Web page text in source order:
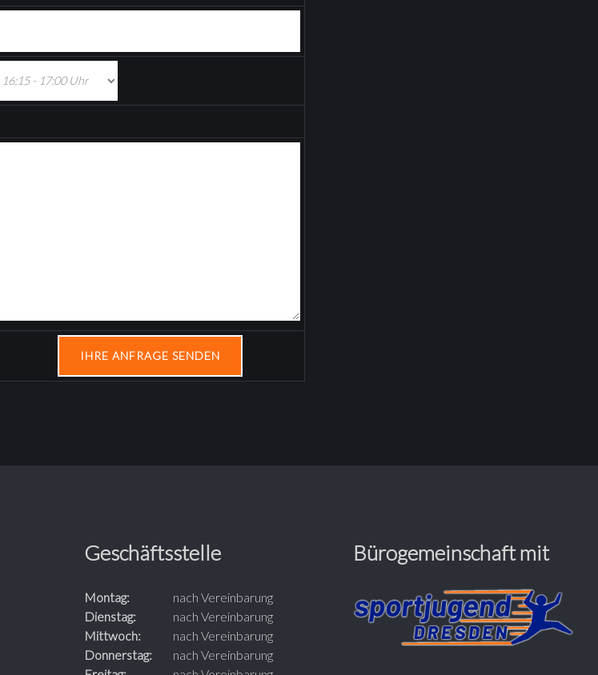
Geschäftsstelle
Montag:
nach Vereinbarung
Dienstag:
nach Vereinbarung
Mittwoch:
nach Vereinbarung
Donnerstag:
nach Vereinbarung
Bürogemeinschaft mit